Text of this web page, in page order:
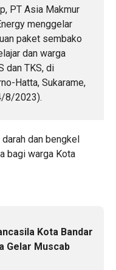
PT Asia Makmur
menggelar
paket sembako
dan warga
dan TKS, di
Hatta, Sukarame,
8/2023).
dan bengkel
bagi warga Kota
Kota Bandar
Gelar Muscab